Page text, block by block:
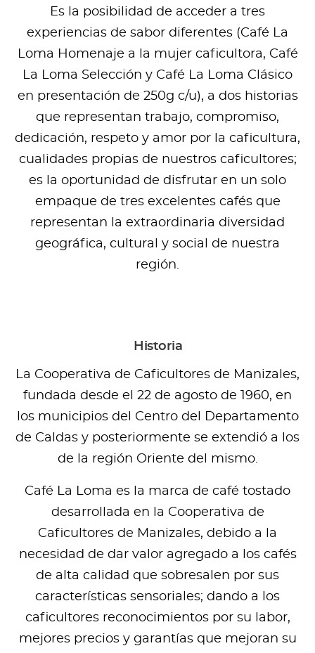
Es la posibilidad de acceder a tres
experiencias de sabor diferentes (Café La
Loma Homenaje a la mujer caficultora, Café
La Loma Selección y Café La Loma Clásico
en presentación de 250g c/u), a dos historias
que representan trabajo, compromiso,
dedicación, respeto y amor por la caficultura,
cualidades propias de nuestros caficultores;
es la oportunidad de disfrutar en un solo
empaque de tres excelentes cafés que
representan la extraordinaria diversidad
geográfica, cultural y social de nuestra
región.
Historia
La Cooperativa de Caficultores de Manizales,
fundada desde el 22 de agosto de 1960, en
los municipios del Centro del Departamento
de Caldas y posteriormente se extendió a los
de la región Oriente del mismo.
Café La Loma es la marca de café tostado
desarrollada en la Cooperativa de
Caficultores de Manizales, debido a la
necesidad de dar valor agregado a los cafés
de alta calidad que sobresalen por sus
características sensoriales; dando a los
caficultores reconocimientos por su labor,
mejores precios y garantías que mejoran su